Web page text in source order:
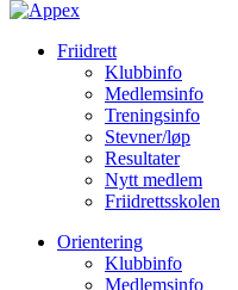
Friidrett
Klubbinfo
Medlemsinfo
Treningsinfo
Stevner/løp
Resultater
Nytt medlem
Friidrettsskolen
Orientering
Klubbinfo
Medlemsinfo